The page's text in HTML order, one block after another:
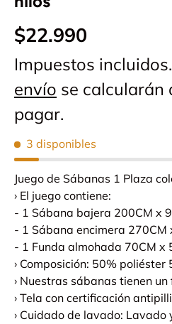
$22.990
Impuestos incluidos.
envío se calcularán
pagar.
3 disponibles
Juego de Sábanas 1 Plaza
› El juego contiene:
- 1 Sábana bajera 200CM x
- 1 Sábana encimera 270CM
- 1 Funda almohada 70CM x
› Composición: 50% poliéster
› Nuestras sábanas tienen
› Tela con certificación
› Cuidado de lavado: Lavado